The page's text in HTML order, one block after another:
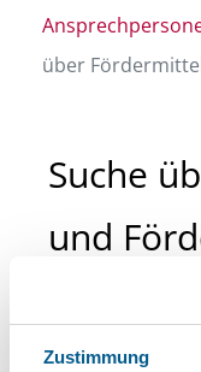
Zustimmung
über
Suche
und
Sie suchen
Projekt oder ein